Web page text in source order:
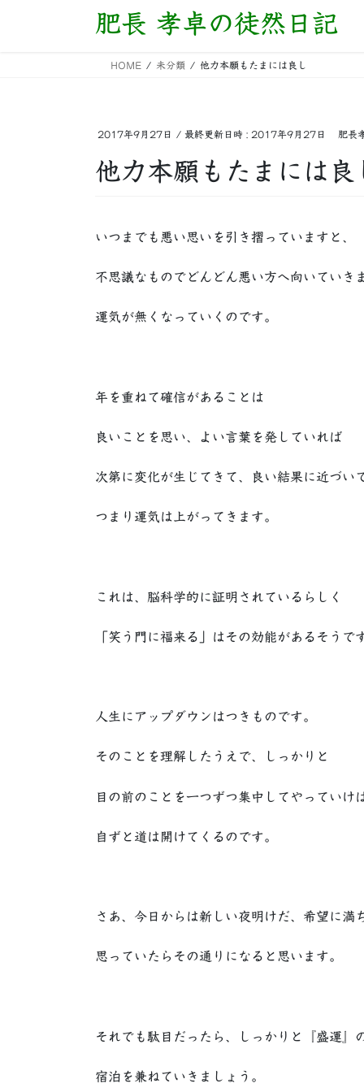
肥長 孝卓の徒然日記
HOME 未分類 他力本願もたまには良し
2017年9月27日 / 最終更新日時 : 2017年9月27日 肥長
他力本願もたまには良
いつまでも悪い思いを引き摺っていますと、
不思議なものでどんどん悪い方へ向いていき
運気が無くなっていくのです。
年を重ねて確信があることは
良いことを思い、よい言葉を発していれば
次第に変化が生じてきて、良い結果に近づい
つまり運気は上がってきます。
これは、脳科学的に証明されているらしく
「笑う門に福来る」はその効能があるそうで
人生にアップダウンはつきものです。
そのことを理解したうえで、しっかりと
目の前のことを一つずつ集中してやっていけ
自ずと道は開けてくるのです。
さあ、今日からは新しい夜明けだ、希望に満
思っていたらその通りになると思います。
それでも駄目だったら、しっかりと『盛運』
宿泊を兼ねていきましょう。